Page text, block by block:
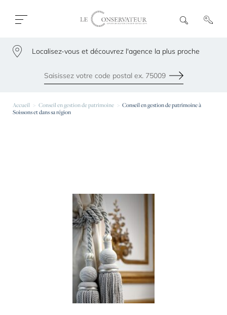
Ouvrir
menu
R
e
h
e
Localisez-vous et découvrez l'agence la plus proche
Envoyer
79300
Accueil Conseil en gestion de patrimoine
Conseil en gestion de patrimoine à
Soissons et dans sa région